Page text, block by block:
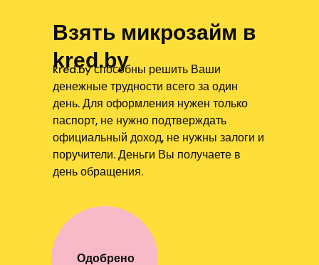
Одобрено
kred.by способны решить Ваши
денежные трудности всего за один
день. Для оформления нужен только
паспорт, не нужно подтверждать
официальный доход, не нужны залоги и
поручители. Деньги Вы получаете в
день обращения.
Взять микрозайм в
kred.by